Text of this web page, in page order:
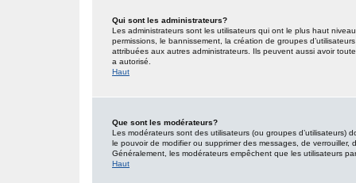
Qui sont les administrateurs?
Les administrateurs sont les utilisateurs qui ont le plus haut
permissions, le bannissement, la création de groupes
attribuées aux autres administrateurs. Ils peuvent aussi avoir
a autorisé.
Haut
Que sont les modérateurs?
Les modérateurs sont des utilisateurs (ou groupes d’utilisateurs)
le pouvoir de modifier ou supprimer des messages, de verrouiller,
Généralement, les modérateurs empêchent que les utilisateurs
Haut